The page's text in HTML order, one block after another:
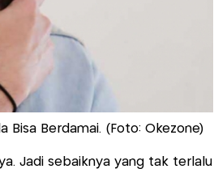
Bisa Berdamai. (Foto: Okezone)
Jadi sebaiknya yang tak terlalu